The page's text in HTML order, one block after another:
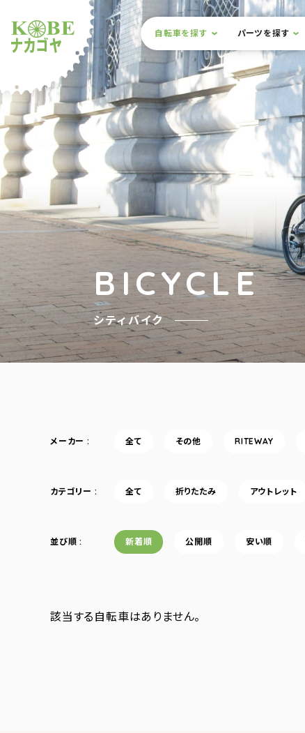
ショップナカゴヤ
サイト内メニュー
本文までスキップ
自転車を探す パーツを探す
BICYCLE
シティバイク
メーカー 全て その他 RITEWAY
カテゴリー 全て 折りたたみ アウトレット
並び順 新着順 公開順 安い順
該当する自転車はありません。